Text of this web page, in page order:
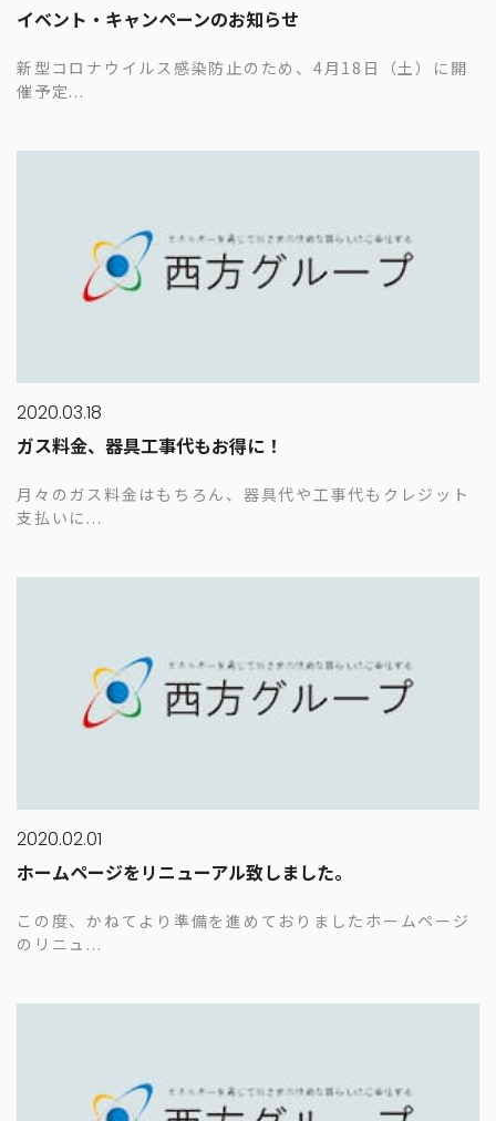
イベント・キャンペーンのお知らせ
新型コロナウイルス感染防止のため、4月18日（土）に開
催予定...
2020.03.18
ガス料金、器具工事代もお得に！
月々のガス料金はもちろん、器具代や工事代もクレジット
支払いに...
2020.02.01
ホームページをリニューアル致しました。
この度、かねてより準備を進めておりましたホームページ
のリニュ...